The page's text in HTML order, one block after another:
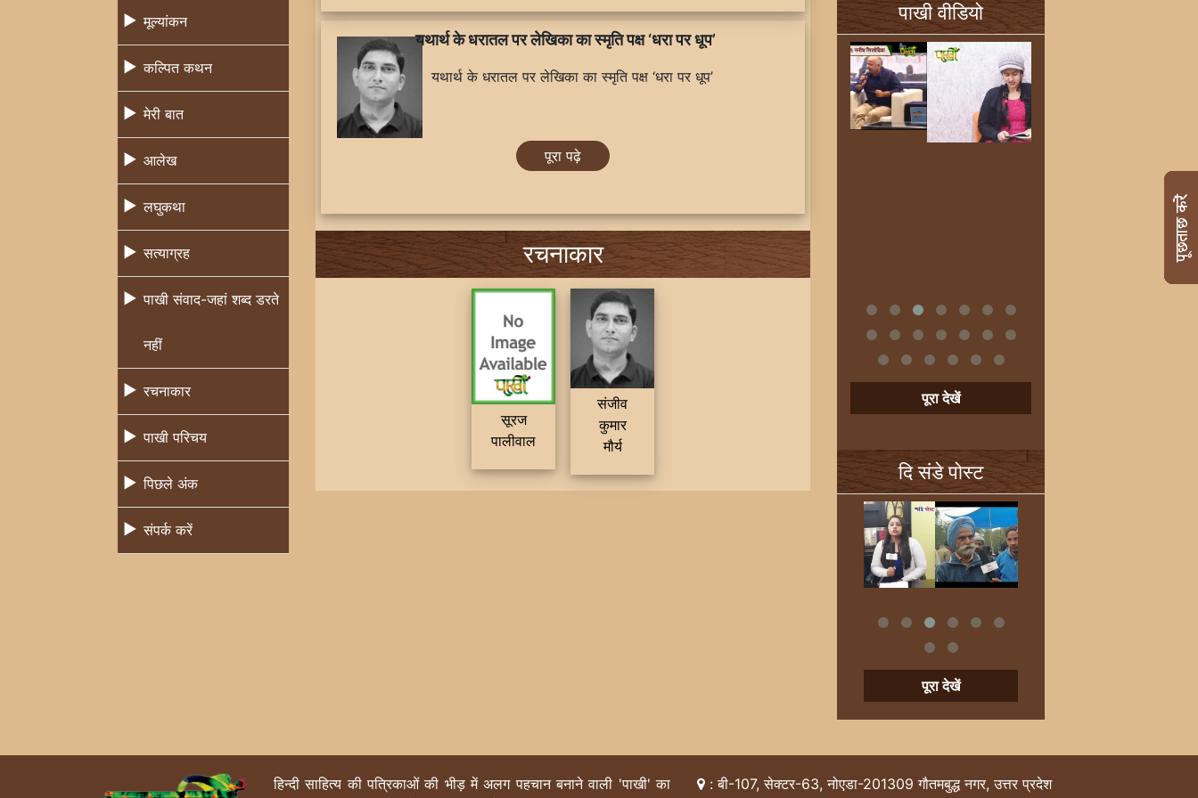
मूल्यांकन
कल्पित कथन
मेरी बात
आलेख
लघुकथा
सत्याग्रह
पाखी संवाद-जहां शब्द डरते
नहीं
रचनाकार
पाखी परिचय
पिछले अंक
संपर्क करें
यथार्थ के धरातल पर लेखिका का स्मृति पक्ष ‘धरा पर धूप’
यथार्थ के धरातल पर लेखिका का स्मृति पक्ष ‘धरा पर धूप’
पूरा पढ़े
रचनाकार
सूरज
पालीवाल
संजीव
कुमार
मौर्य
पाखी वीडियो
पूरा देखें
दि संडे पोस्ट
पूरा देखें
हिन्दी साहित्य की पत्रिकाओं की भीड़ में अलग पहचान बनाने वाली 'पाखी' का
: बी-107, सेक्टर-63, नोएडा-201309 गौतमबुद्ध नगर, उत्तर प्रदेश